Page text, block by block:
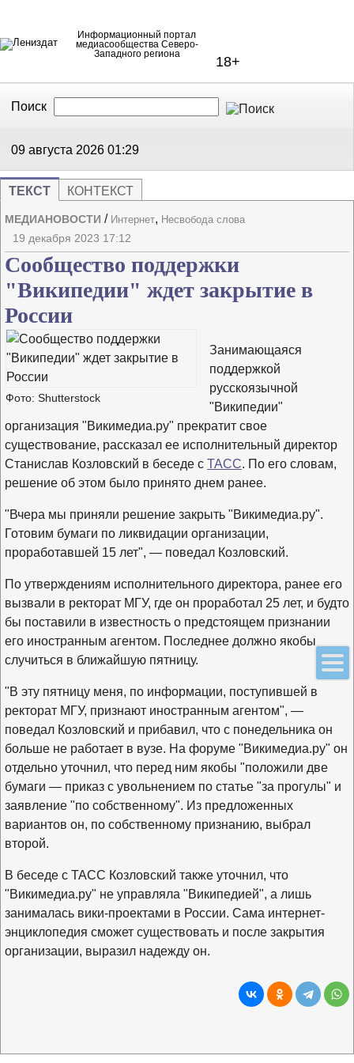
Информационный портал
медиасообщества Северо-
Западного региона
18+
Поиск
09 августа 2026 01:29
ТЕКСТ КОНТЕКСТ
МЕДИАНОВОСТИ / Интернет, Несвобода слова
19 декабря 2023 17:12
Сообщество поддержки
"Википедии" ждет закрытие в
России
Фото: Shutterstock
Занимающаяся
поддержкой
русскоязычной
"Википедии"
организация "Викимедиа.ру" прекратит свое
существование, рассказал ее исполнительный директор
Станислав Козловский в беседе с ТАСС. По его словам,
решение об этом было принято днем ранее.
"Вчера мы приняли решение закрыть "Викимедиа.ру".
Готовим бумаги по ликвидации организации,
проработавшей 15 лет", — поведал Козловский.
По утверждениям исполнительного директора, ранее его
вызвали в ректорат МГУ, где он проработал 25 лет, и будто
бы поставили в известность о предстоящем признании
его иностранным агентом. Последнее должно якобы
случиться в ближайшую пятницу.
"В эту пятницу меня, по информации, поступившей в
ректорат МГУ, признают иностранным агентом", —
поведал Козловский и прибавил, что с понедельника он
больше не работает в вузе. На форуме "Викимедиа.ру" он
отдельно уточнил, что перед ним якобы "положили две
бумаги — приказ с увольнением по статье "за прогулы" и
заявление "по собственному". Из предложенных
вариантов он, по собственному признанию, выбрал
второй.
В беседе с ТАСС Козловский также уточнил, что
"Викимедиа.ру" не управляла "Википедией", а лишь
занималась вики-проектами в России. Сама интернет-
энциклопедия сможет существовать и после закрытия
организации, выразил надежду он.